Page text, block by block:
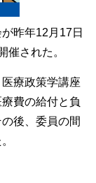
昨年12月17日
催された。
療政策学講座
費の給付と負
後、委員の間